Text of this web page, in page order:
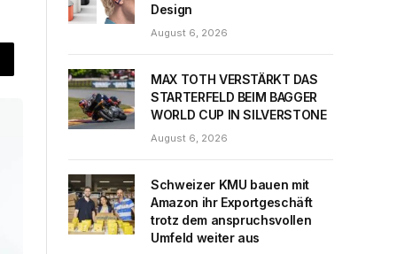
Design
August 6, 2026
MAX TOTH VERSTÄRKT DAS
STARTERFELD BEIM BAGGER
WORLD CUP IN SILVERSTONE
August 6, 2026
Schweizer KMU bauen mit
Amazon ihr Exportgeschäft
trotz dem anspruchsvollen
Umfeld weiter aus